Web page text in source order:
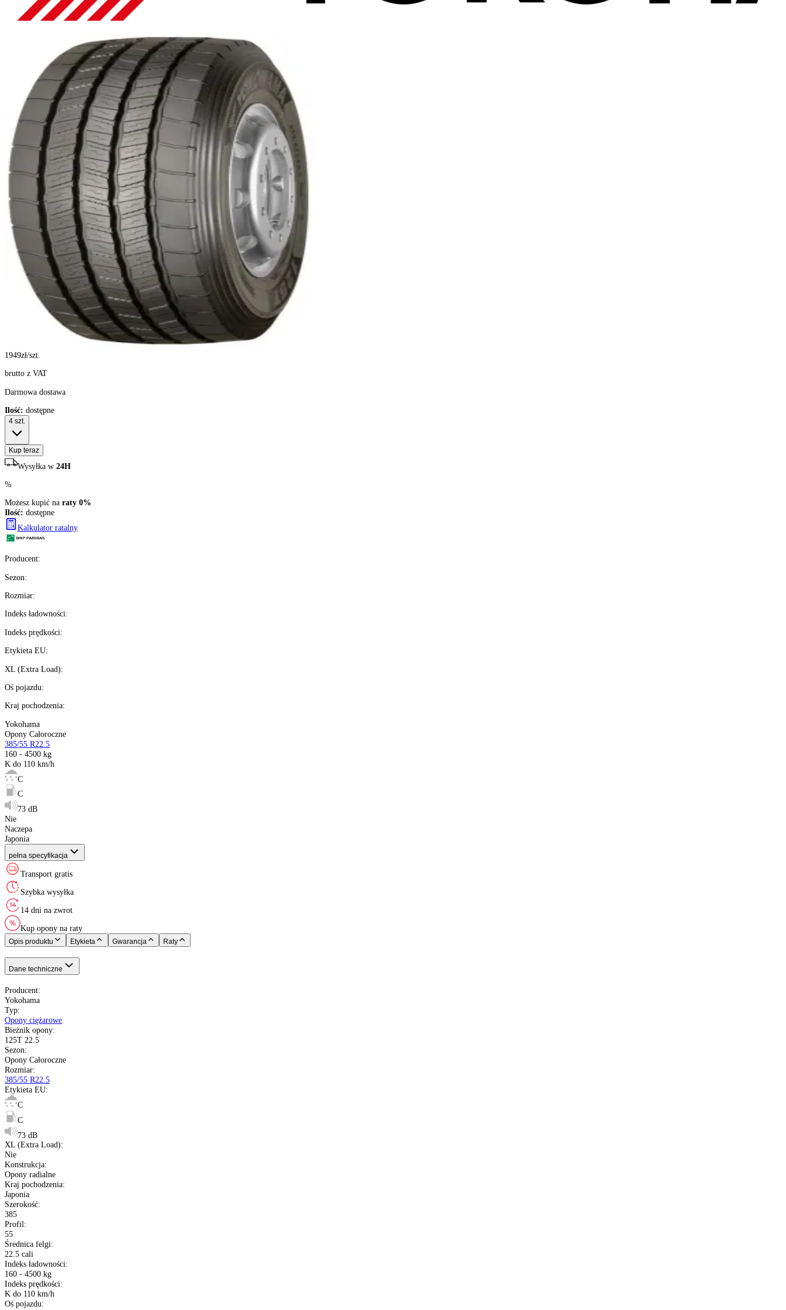
1949
brutto z VAT
Darmowa dostawa
Ilość: dostępne
szt.
Możesz kupić na
Ilość: dostępne
Kalkulator ratalny
Producent:
Sezon:
Rozmiar:
Indeks ładowności
Indeks prędkości
Etykieta EU
XL (Extra Load)
Oś pojazdu
:
Kraj pochodzenia:
Yokohama
Opony Całoroczne
385/55 R22.5
160 - 4500 kg
K do 110 km/h
C
73 dB
Nie
Naczepa
Japonia
pełna specyfikacja
Transport gratis
Szybka wysyłka
Kup opony na raty
Opis produktu
Dane techniczne
Producent:
Yokohama
Typ:
Opony ciężarowe
Bieżnik opony
125T 22.5
Sezon:
Opony Całoroczne
Rozmiar:
385/55 R22.5
Etykieta EU: